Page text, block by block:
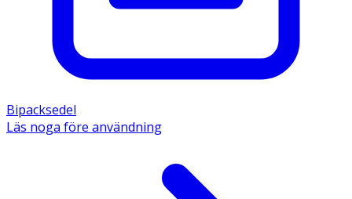
Bipacksedel
Läs noga före användning